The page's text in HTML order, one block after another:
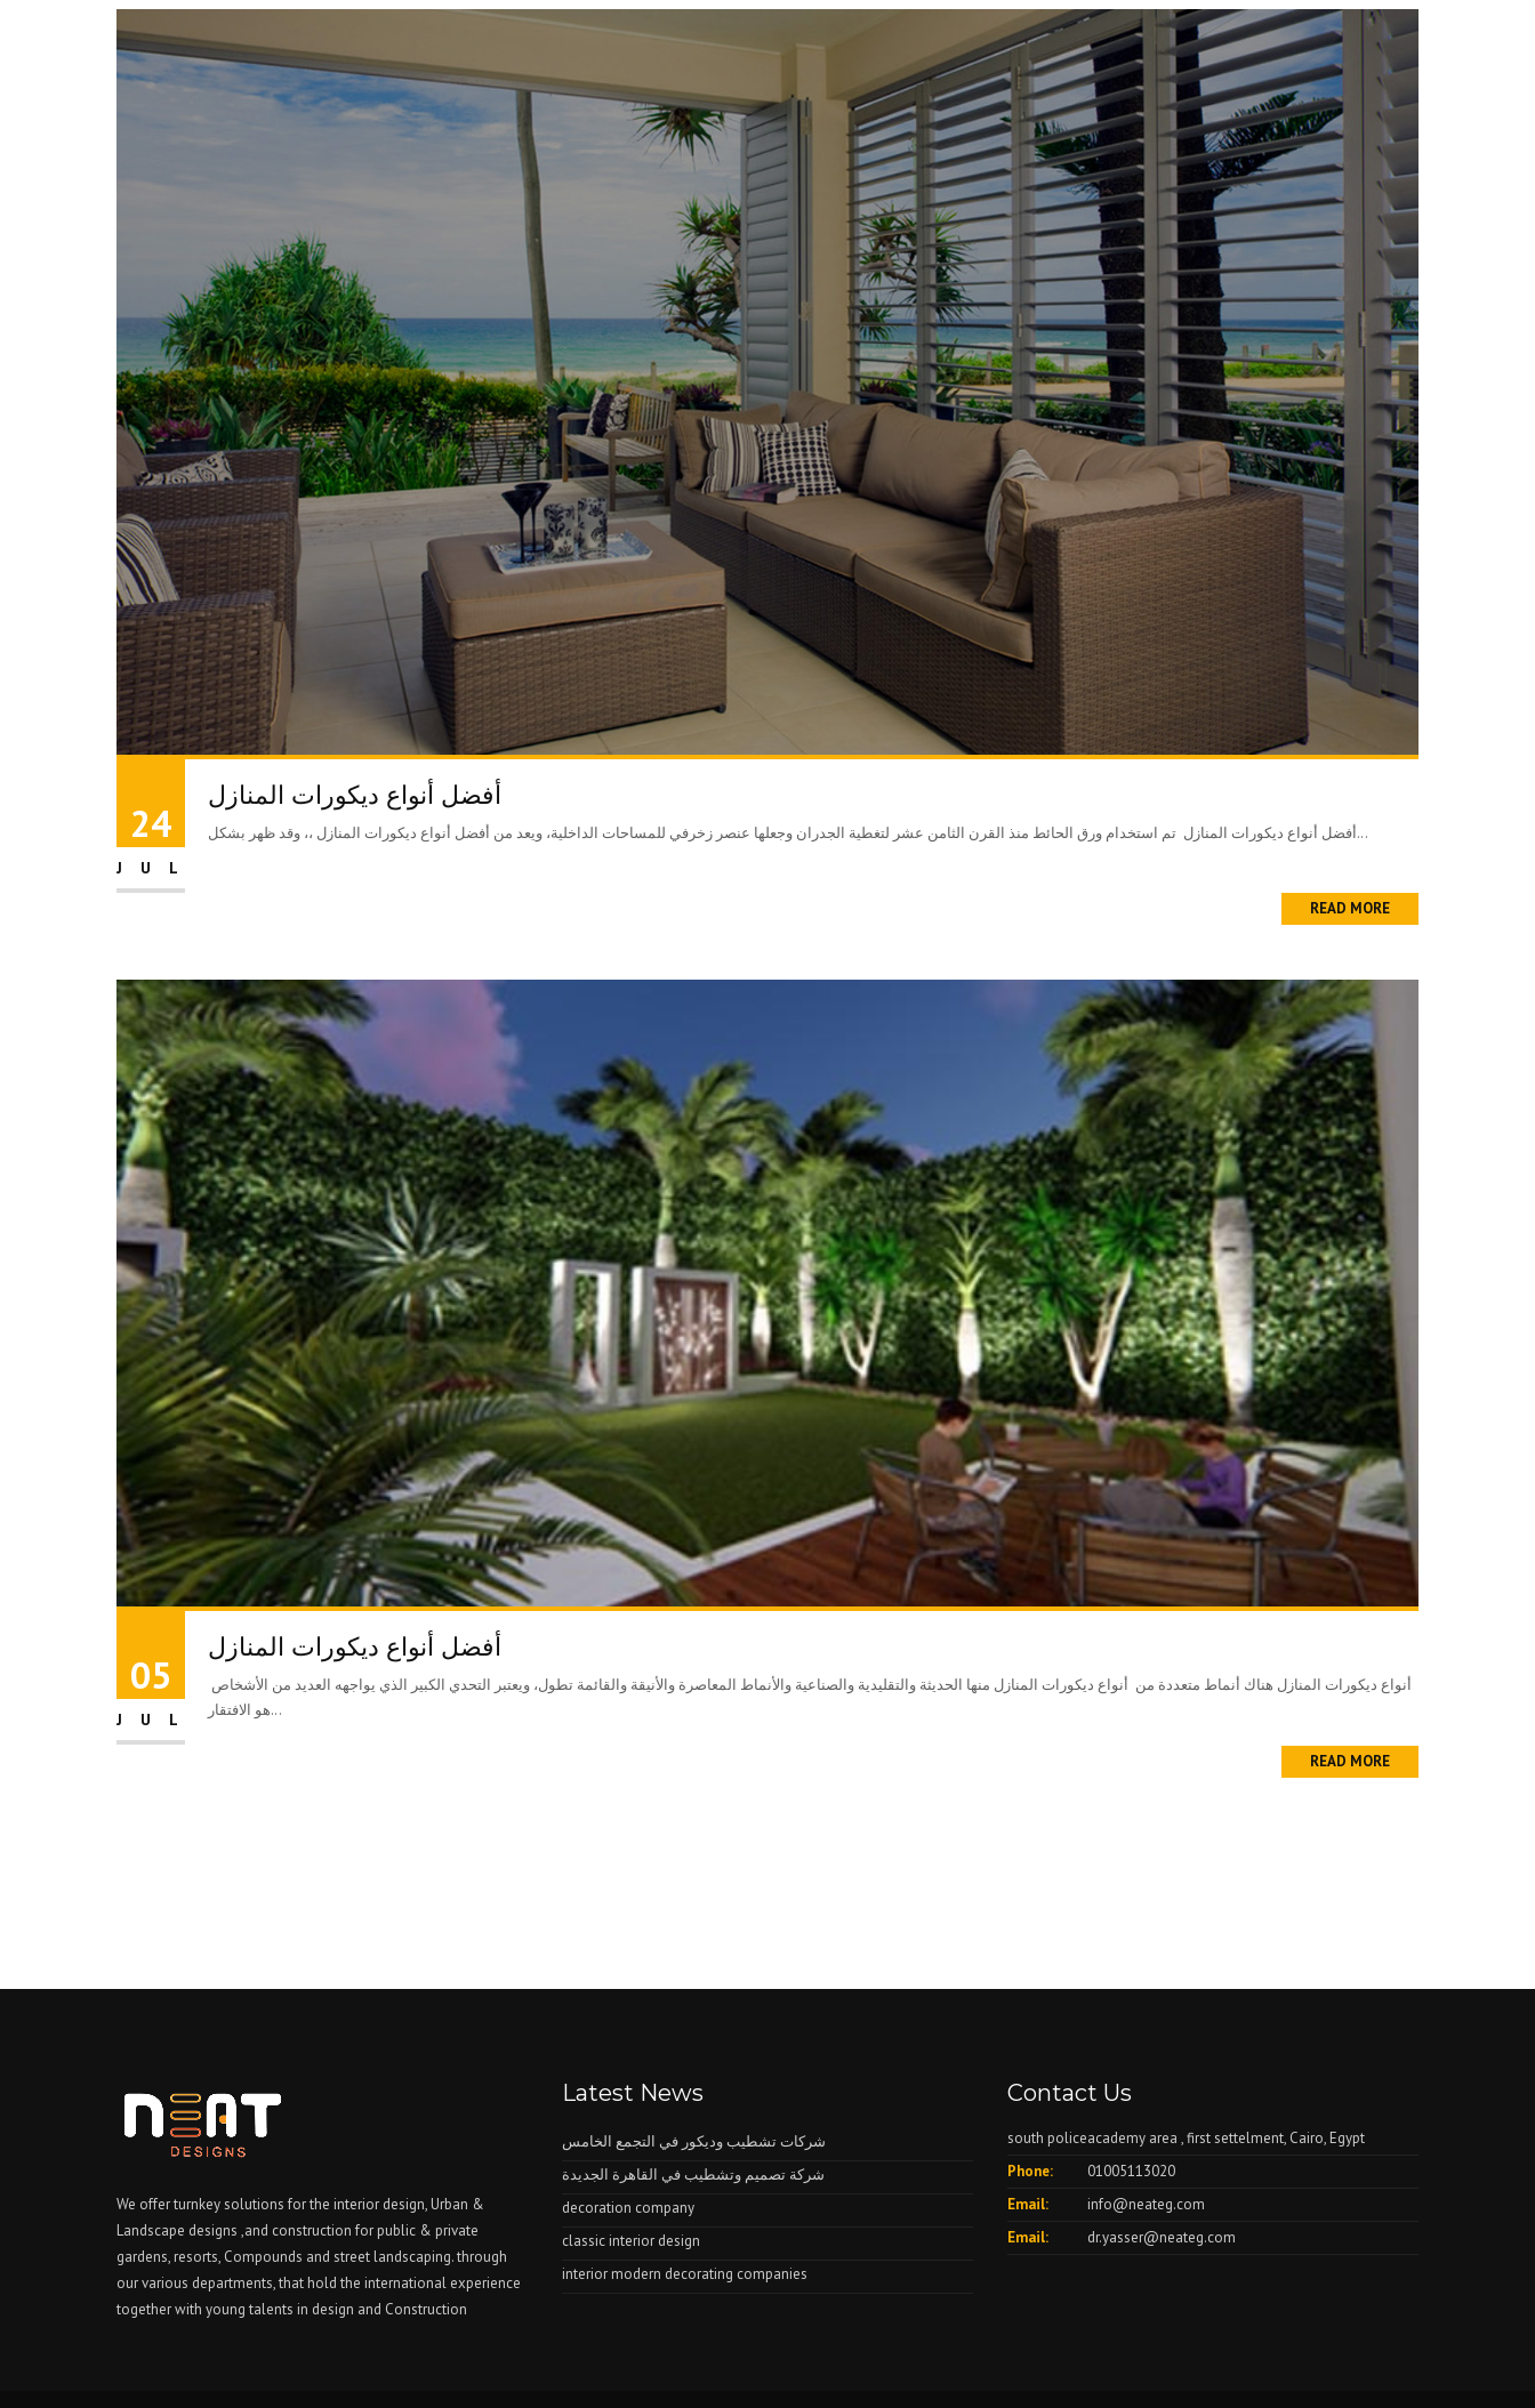
24
JUL
أفضل أنواع ديكورات المنازل
أفضل أنواع ديكورات المنازل تم استخدام ورق الحائط منذ القرن الثامن عشر لتغطية الجدران وجعلها عنصر زخرفي للمساحات الداخلية، ويعد من أفضل أنواع ديكورات المنازل ،، وقد ظهر بشكل...
READ MORE
05
JUL
أفضل أنواع ديكورات المنازل
هو الافتقار...
READ MORE
We offer turnkey solutions for the interior design, Urban &
Landscape designs ,and construction for public & private
gardens, resorts, Compounds and street landscaping. through
our various departments, that hold the international experience
together with young talents in design and Construction
Latest News
شركات تشطيب وديكور في التجمع الخامس
شركة تصميم وتشطيب في القاهرة الجديدة
decoration company
classic interior design
interior modern decorating companies
Contact Us
south policeacademy area , first settelment, Cairo, Egypt
Phone:
01005113020
Email:
info@neateg.com
Email:
dr.yasser@neateg.com